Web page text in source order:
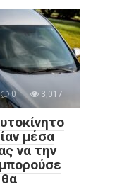
0 3,017
μέσα
να την